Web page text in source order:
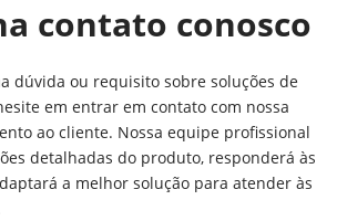
contato conosco
dúvida ou requisito sobre soluções de
em entrar em contato com nossa
ao cliente. Nossa equipe profissional
detalhadas do produto, responderá às
a melhor solução para atender às